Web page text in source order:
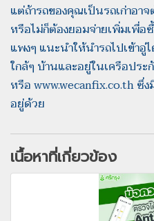
แต่ถ้ารถของคุณเป็นรถเก่าอ
หรือไม่ก็ต้องยอมจ่ายเพิ่มเพื่อ
แพงๆ แนะนำให้นำรถไปเข้าอู่
ใกล้ๆ บ้านและอยู่ในเครือปร
หรือ www.wecanfix.co.th ซึ่
อยู่ด้วย
เนื้อหาที่เกี่ยวข้อง